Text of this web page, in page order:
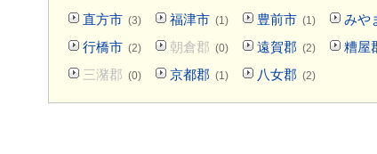
直方市 (3) 福津市 (1) 豊前市 (1) みや
行橋市 (2) 朝倉郡 (0) 遠賀郡 (2) 糟屋
三潴郡 (0) 京都郡 (1) 八女郡 (2)